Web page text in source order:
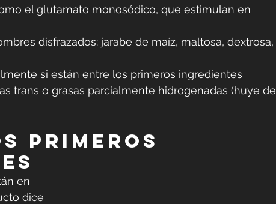
el glutamato monosódico, que estimulan en
disfrazados: jarabe de maíz, maltosa, dextrosa,
si están entre los primeros ingredientes
trans o grasas parcialmente hidrogenadas (huye de
primeros
en
dice